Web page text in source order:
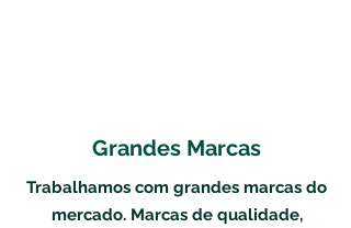
Grandes Marcas
Trabalhamos com grandes marcas do
mercado. Marcas de qualidade,